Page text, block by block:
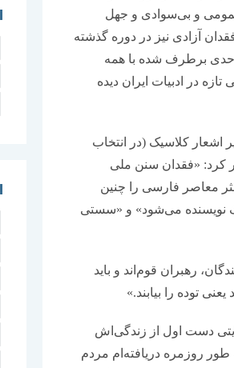
و بی‌سوادی و جهل
آزادی نیز در دوره گذشته
حدی برطرف شده با همه
در ادبیات ایران دیده
به تاثیر اشعار کلاسیک (در انتخاب
کرد: «فقدان سنن ملی
معاصر فارسی را چنین
نویسنده می‌شود» و «سستی
رهبران قوم‌اند و باید
توده را بیابند.»
دست اول از زندگی‌اش
روزمره دریافته‌ام مردم